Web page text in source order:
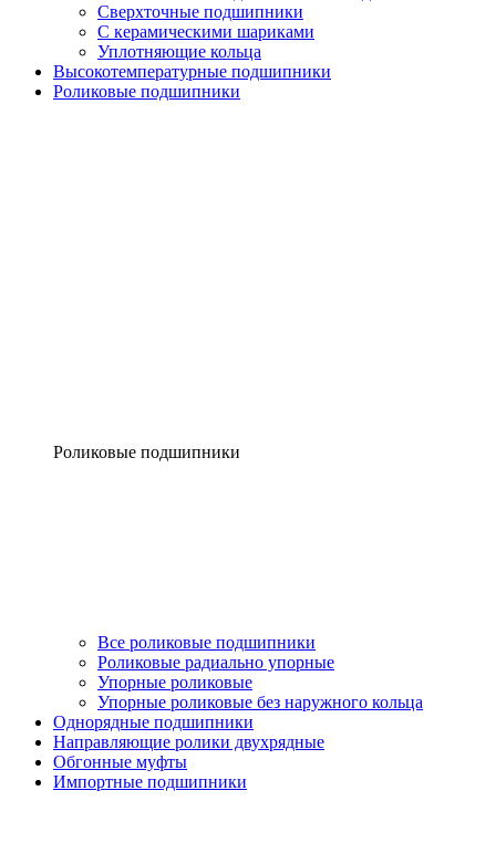
Сверхточные подшипники
С керамическими шариками
Уплотняющие кольца
Высокотемпературные подшипники
Роликовые подшипники
Роликовые подшипники
Все роликовые подшипники
Роликовые радиально упорные
Упорные роликовые
Упорные роликовые без наружного кольца
Однорядные подшипники
Направляющие ролики двухрядные
Обгонные муфты
Импортные подшипники